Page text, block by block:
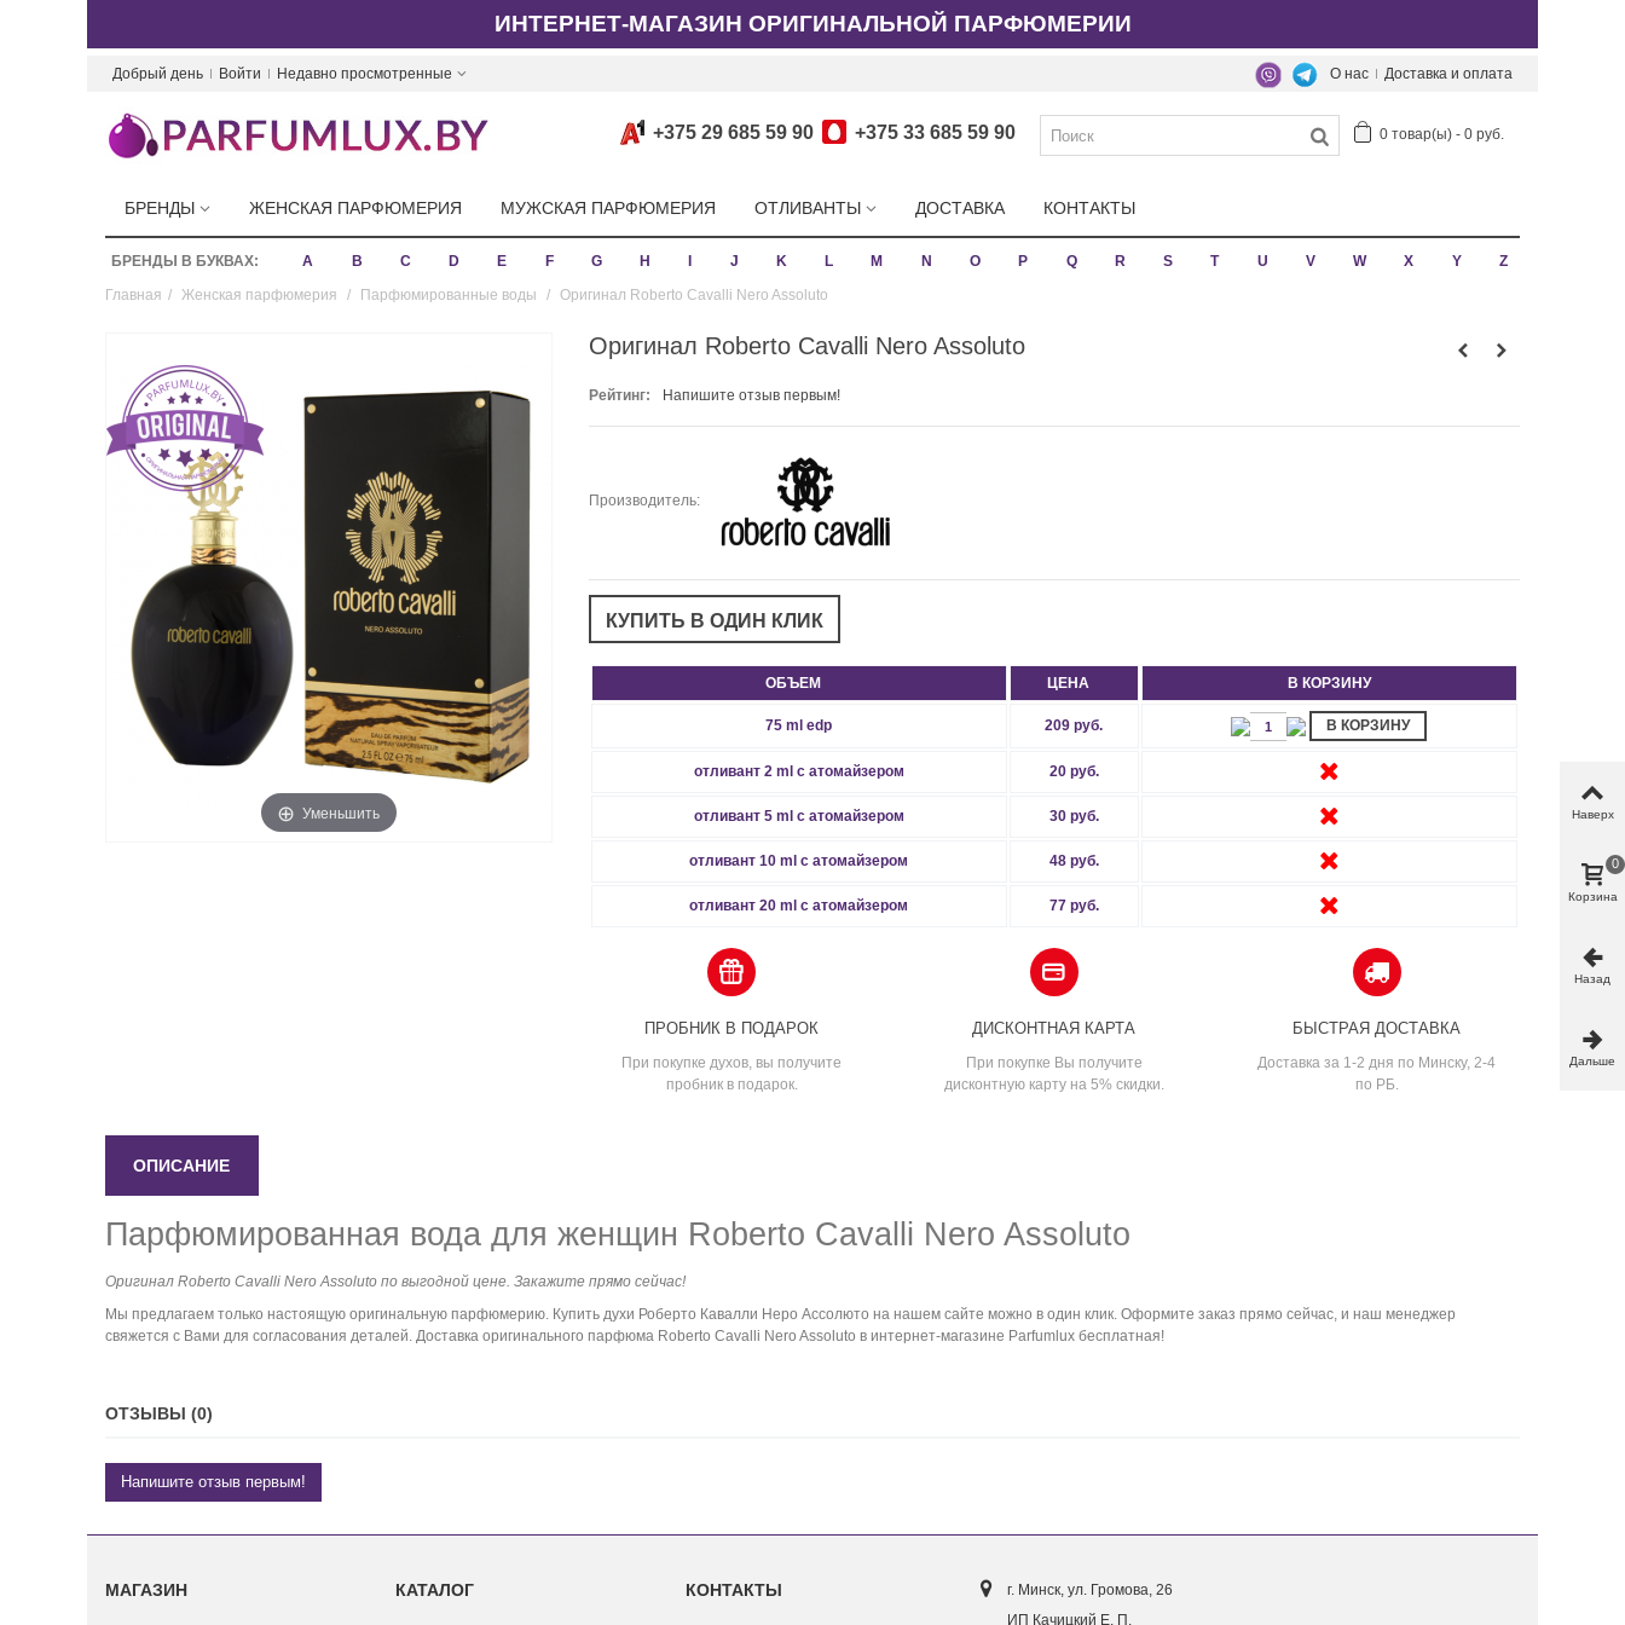
ИНТЕРНЕТ-МАГАЗИН ОРИГИНАЛЬНОЙ ПАРФЮМЕРИИ
Добрый день Войти Недавно просмотренные Доставка и оплата
О нас
0 товар(ы) - 0 руб.
+375 29 685 59 90 +375 33 685 59 90
БРЕНДЫ ЖЕНСКАЯ ПАРФЮМЕРИЯ МУЖСКАЯ ПАРФЮМЕРИЯ ОТЛИВАНТЫ ДОСТАВКА КОНТАКТЫ
БРЕНДЫ В БУКВАХ: A B C D E F G H J K L M N O P Q R S T U V W X Y
Z
Главная / Женская парфюмерия / Парфюмированные воды / Оригинал Roberto Cavalli Nero Assoluto
Уменьшить
Оригинал Roberto Cavalli Nero Assoluto
Рейтинг: Напишите отзыв первым!
Производитель:
ОБЪЕМ ЦЕНА В КОРЗИНУ
75 ml edp 209 руб. В КОРЗИНУ
отливант 2 ml с атомайзером 20 руб.
отливант 5 ml с атомайзером 30 руб.
отливант 10 ml с атомайзером 48 руб.
отливант 20 ml с атомайзером 77 руб.
ПРОБНИК В ПОДАРОК
При покупке духов, вы получите
пробник в подарок.
ДИСКОНТНАЯ КАРТА
При покупке Вы получите
дисконтную карту на 5% скидки.
БЫСТРАЯ ДОСТАВКА
Доставка за 1-2 дня по Минску, 2-4
по РБ.
ОПИСАНИЕ
Парфюмированная вода для женщин Roberto Cavalli Nero Assoluto
Оригинал Roberto Cavalli Nero Assoluto по выгодной цене. Закажите прямо сейчас!
Мы предлагаем только настоящую оригинальную парфюмерию. Купить духи Роберто Кавалли Неро Ассолюто на нашем сайте можно в один клик. Оформите заказ прямо сейчас, и наш менеджер
свяжется с Вами для согласования деталей. Доставка оригинального парфюма Roberto Cavalli Nero Assoluto в интернет-магазине Parfumlux бесплатная!
ОТЗЫВЫ (0)
Напишите отзыв первым!
МАГАЗИН КАТАЛОГ КОНТАКТЫ г. Минск, ул. Громова, 26
ИП Качицкий Е. П.
Наверх
Корзина
0
Назад
Дальше